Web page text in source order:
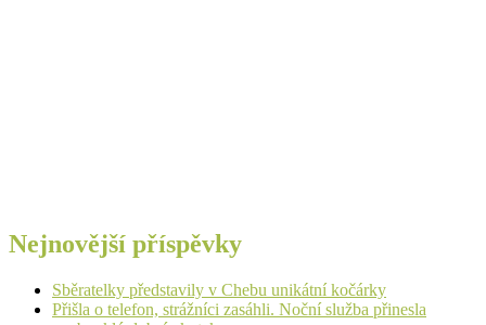
Nejnovější příspěvky
Sběratelky představily v Chebu unikátní kočárky
Přišla o telefon, strážníci zasáhli. Noční služba přinesla